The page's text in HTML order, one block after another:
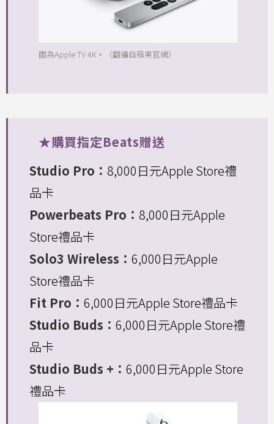
圖為Apple TV 4K。（翻攝自蘋果官網）
★購買指定Beats贈送
Studio Pro： 8,000日元Apple Store禮
品卡
Powerbeats Pro： 8,000日元Apple
Store禮品卡
Solo3 Wireless： 6,000日元Apple
Store禮品卡
Fit Pro： 6,000日元Apple Store禮品卡
Studio Buds： 6,000日元Apple Store禮
品卡
Studio Buds +： 6,000日元Apple Store
禮品卡